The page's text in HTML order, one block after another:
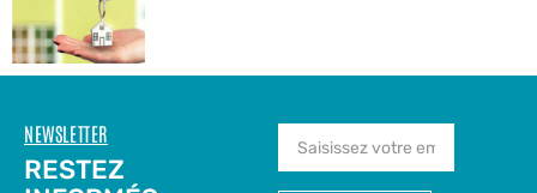
NEWSLETTER
RESTEZ